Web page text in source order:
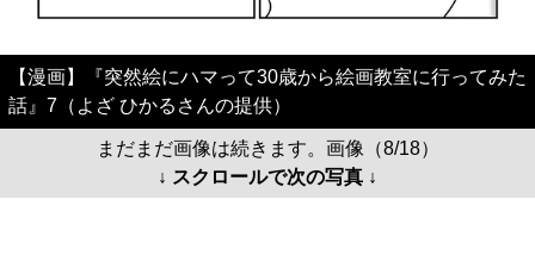
【漫画】『突然絵にハマって30歳から絵画教室に行ってみた
話』7（よざ ひかるさんの提供）
まだまだ画像は続きます。画像（8/18）
↓ スクロールで次の写真 ↓